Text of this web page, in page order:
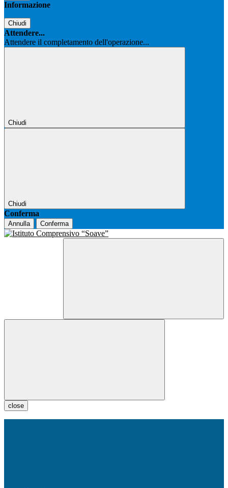
Informazione
Chiudi
Attendere...
Attendere il completamento dell'operazione...
Chiudi
Chiudi
Conferma
Annulla Conferma
close